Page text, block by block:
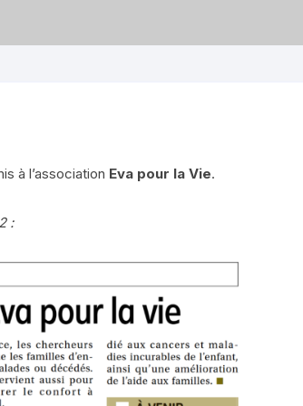
à l’association Eva pour la Vie.
: